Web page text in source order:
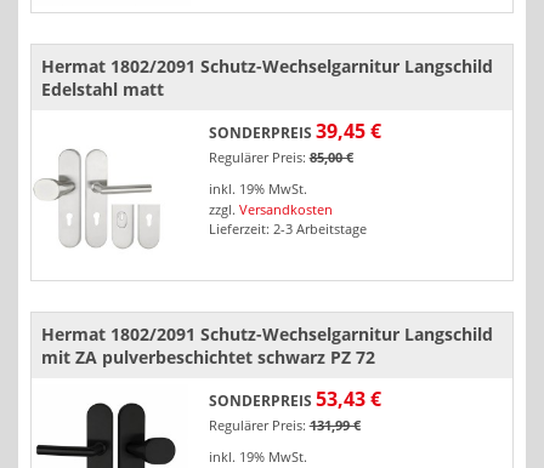
Hermat 1802/2091 Schutz-Wechselgarnitur Langschild
Edelstahl matt
SONDERPREIS 39,45 €
Regulärer Preis: 85,00 €
inkl. 19% MwSt.
zzgl. Versandkosten
Lieferzeit: 2-3 Arbeitstage
Hermat 1802/2091 Schutz-Wechselgarnitur Langschild
mit ZA pulverbeschichtet schwarz PZ 72
SONDERPREIS 53,43 €
Regulärer Preis: 131,99 €
inkl. 19% MwSt.